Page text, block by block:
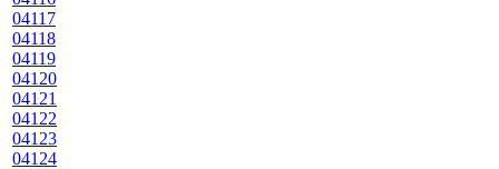
04117
04118
04119
04120
04121
04122
04123
04124